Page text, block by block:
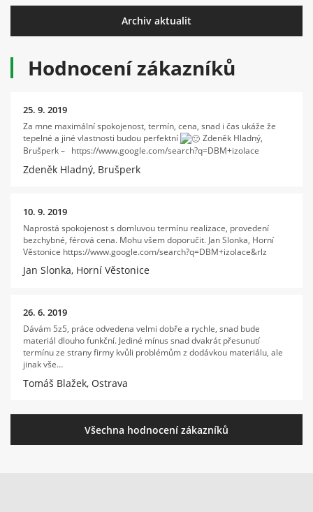
Archiv aktualit
Hodnocení zákazníků
25. 9. 2019
Za mne maximální spokojenost, termín, cena, snad i čas ukáže že
tepelné a jiné vlastnosti budou perfektní
Zdeněk Hladný,
Brušperk – https://www.google.com/search?q=DBM+izolace
Zdeněk Hladný, Brušperk
10. 9. 2019
Naprostá spokojenost s domluvou termínu realizace, provedení
bezchybné, férová cena. Mohu všem doporučit. Jan Slonka, Horní
Věstonice https://www.google.com/search?q=DBM+izolace&rlz
Jan Slonka, Horní Věstonice
26. 6. 2019
Dávám 5z5, práce odvedena velmi dobře a rychle, snad bude
materiál dlouho funkční. Jediné mínus snad dvakrát přesunutí
termínu ze strany firmy kvůli problémům z dodávkou materiálu, ale
jinak vše…
Tomáš Blažek, Ostrava
Všechna hodnocení zákazníků